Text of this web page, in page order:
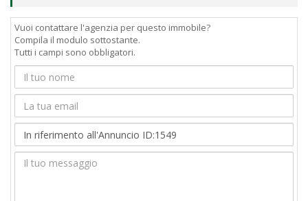
Vuoi contattare l'agenzia per questo immobile?
Compila il modulo sottostante.
Tutti i campi sono obbligatori.